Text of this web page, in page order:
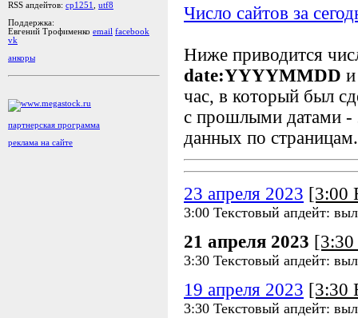
RSS апдейтов: cp1251
utf8
Поддержка:
Евгений Трофименко email facebook
vk
анкоры
партнерская программа
реклама на сайте
Число сайтов за
Ниже приводится
date:YYYYMMDD
час, в который был
с прошлыми датами -
данных по страницам.
23 апреля 2023 [3:00
3:00 Текстовый апдейт:
21 апреля 2023
3:30 Текстовый апдейт:
19 апреля 2023 [3:30
3:30 Текстовый апдейт: